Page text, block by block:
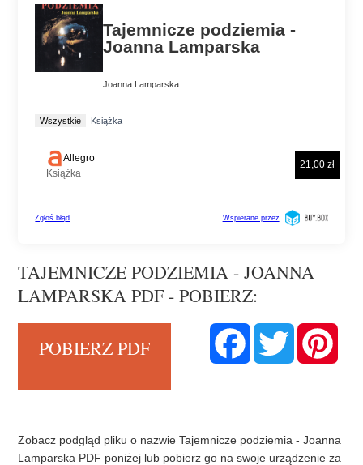
TAJEMNICZE PODZIEMIA - JOANNA
LAMPARSKA PDF - POBIERZ:
POBIERZ PDF
F
T
w
P
Zobacz podgląd pliku o nazwie Tajemnicze podziemia - Joanna
Lamparska PDF poniżej lub pobierz go na swoje urządzenie za